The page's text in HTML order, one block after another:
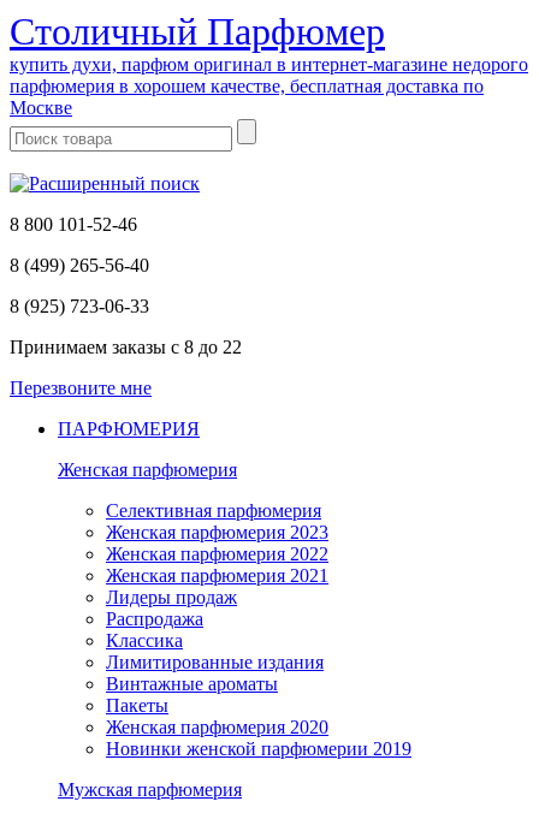
Cтоличный Парфюмер
купить духи, парфюм оригинал в интернет-магазине недорого
парфюмерия в хорошем качестве, бесплатная доставка по
Москве
8 800 101-52-46
8 (499) 265-56-40
8 (925) 723-06-33
Принимаем заказы с 8 до 22
Перезвоните мне
ПАРФЮМЕРИЯ
Женская парфюмерия
Селективная парфюмерия
Женская парфюмерия 2023
Женская парфюмерия 2022
Женская парфюмерия 2021
Лидеры продаж
Распродажа
Классика
Лимитированные издания
Винтажные ароматы
Пакеты
Женская парфюмерия 2020
Новинки женской парфюмерии 2019
Мужская парфюмерия